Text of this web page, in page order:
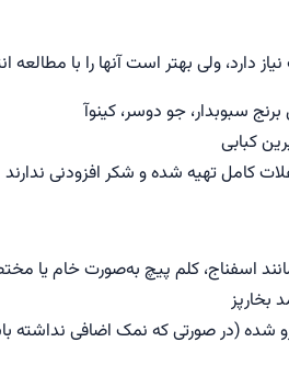
دارد، ولی بهتر است آنها را با مطالعه
سبوبدار، جو دوسر، کینوآ
کبابی
کامل تهیه شده و شکر افزودنی ندارند
اسفناج، کلم پیچ به‌صورت خام یا
بخارپز
شده (در صورتی که نمک اضافی نداشته